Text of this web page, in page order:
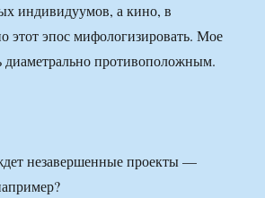
индивидуумов, а кино, в
этот эпос мифологизировать. Мое
диаметрально противоположным.
незавершенные проекты —